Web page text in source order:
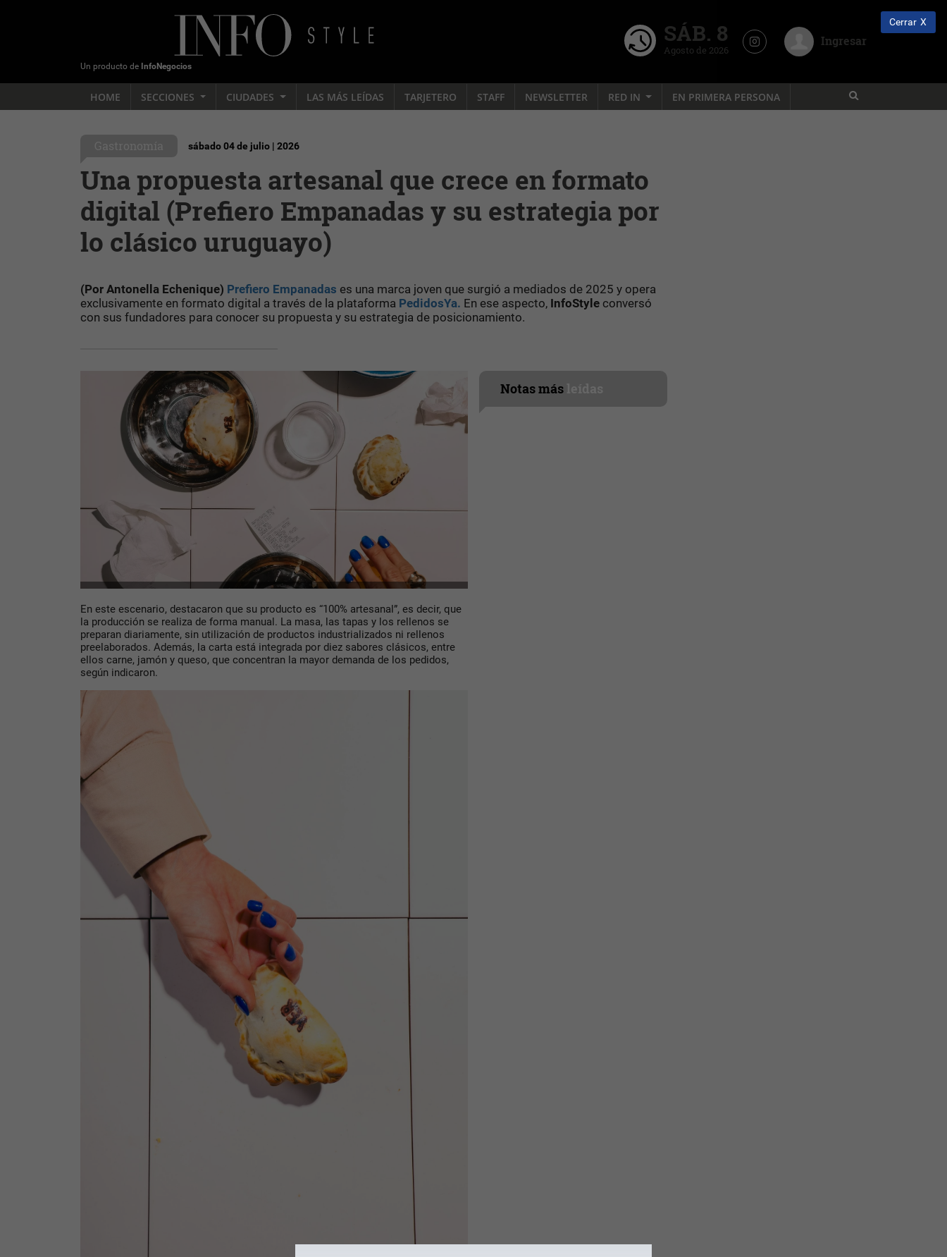
Un producto de InfoNegocios
SÁB. 8
Agosto de 2026
Ingresar
HOME SECCIONES CIUDADES LAS MÁS LEÍDAS TARJETERO STAFF NEWSLETTER RED IN EN PRIMERA PERSONA
sábado 04 de julio | 2026
Una propuesta artesanal que crece en formato
digital (Prefiero Empanadas y su estrategia por
lo clásico uruguayo)
(Por Antonella Echenique) Prefiero Empanadas es una marca joven que surgió a mediados de 2025 y opera
exclusivamente en formato digital a través de la plataforma PedidosYa. En ese aspecto, InfoStyle conversó
con sus fundadores para conocer su propuesta y su estrategia de posicionamiento.
En este escenario, destacaron que su producto es “100% artesanal”, es decir, que
la producción se realiza de forma manual. La masa, las tapas y los rellenos se
preparan diariamente, sin utilización de productos industrializados ni rellenos
preelaborados. Además, la carta está integrada por diez sabores clásicos, entre
ellos carne, jamón y queso, que concentran la mayor demanda de los pedidos,
según indicaron.
Notas más
Cerrar